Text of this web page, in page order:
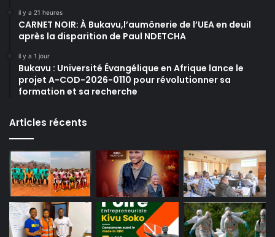
il y a 21 heures
CARNET NOIR: À Bukavu,l’aumônerie de l’UEA en deuil
après la disparition de Paul NDETCHA
il y a 1 jour
Bukavu : Université Évangélique en Afrique lance le
projet A-COD-2026-0110 pour révolutionner sa
formation et sa recherche
Articles récents